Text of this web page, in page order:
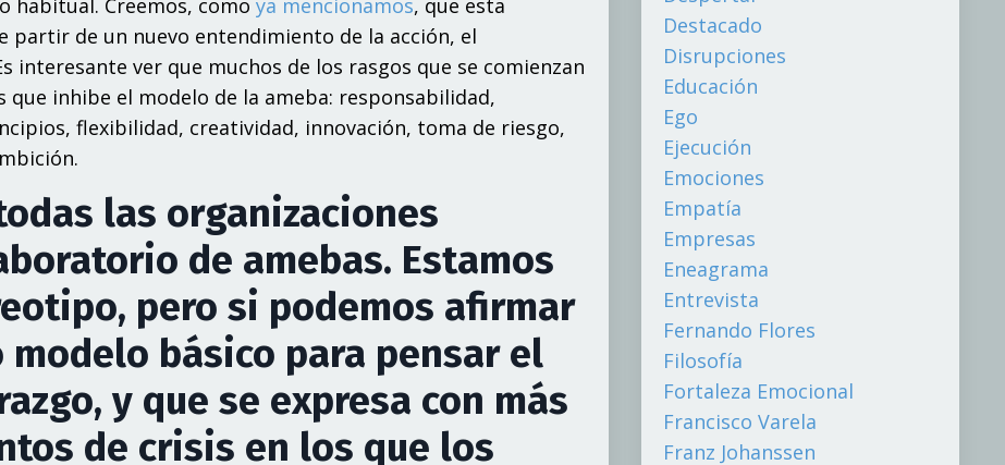
habitual. Creemos, como ya mencionamos, que esta
partir de un nuevo entendimiento de la acción, el
interesante ver que muchos de los rasgos que se comienzan
que inhibe el modelo de la ameba: responsabilidad,
flexibilidad, creatividad, innovación, toma de riesgo,
las organizaciones
de amebas. Estamos
pero si podemos afirmar
básico para pensar el
y que se expresa con más
de crisis en los que los
Destacado
Disrupciones
Educación
Ego
Ejecución
Emociones
Empatía
Empresas
Eneagrama
Entrevista
Fernando Flores
Filosofía
Fortaleza Emocional
Francisco Varela
Franz Johanssen